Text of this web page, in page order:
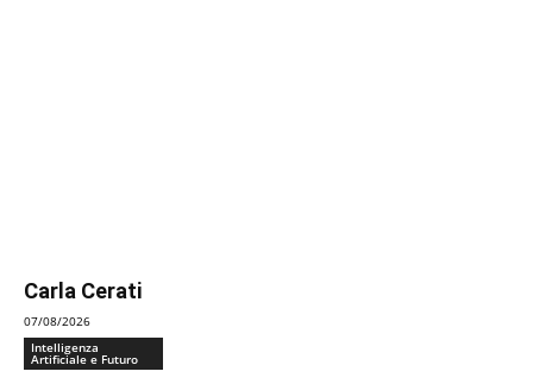
Carla Cerati
07/08/2026
Intelligenza
Artificiale e Futuro